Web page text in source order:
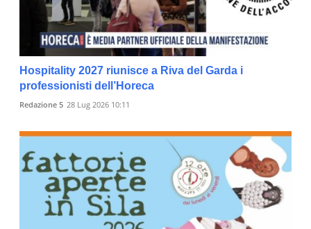
Hospitality 2027 riunisce a Riva del Garda i
professionisti dell’Horeca
Redazione 5 28 Lug 2026 10:11